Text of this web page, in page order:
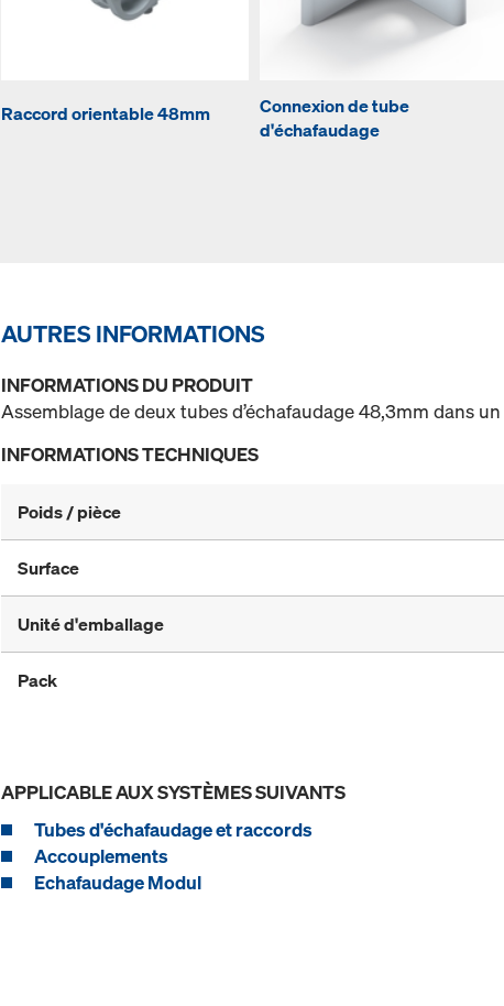
Raccord orientable 48mm
Connexion de tube
d'échafaudage
AUTRES INFORMATIONS
INFORMATIONS DU PRODUIT
Assemblage de deux tubes d’échafaudage 48,3mm dans un
INFORMATIONS TECHNIQUES
Poids / pièce
Surface
Unité d'emballage
Pack
APPLICABLE AUX SYSTÈMES SUIVANTS
Tubes d'échafaudage et raccords
Accouplements
Echafaudage Modul